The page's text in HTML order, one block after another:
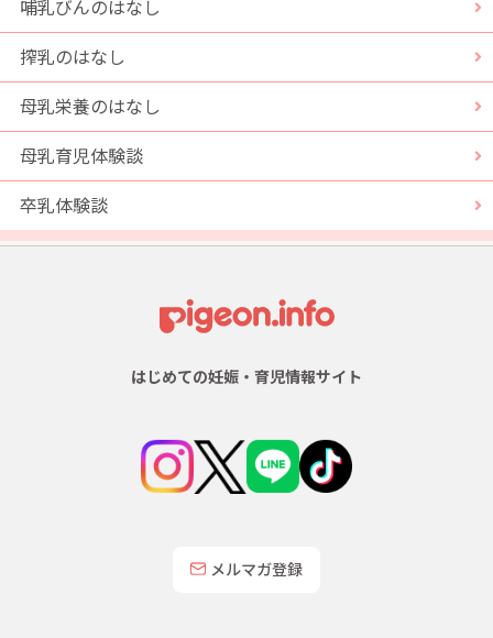
哺乳びんのはなし
搾乳のはなし
母乳栄養のはなし
母乳育児体験談
卒乳体験談
はじめての妊娠・育児情報サイト
メルマガ登録